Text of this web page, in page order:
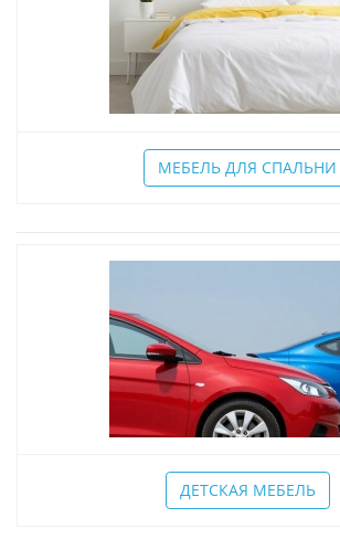
МЕБЕЛЬ ДЛЯ СПАЛЬНИ
ДЕТСКАЯ МЕБЕЛЬ